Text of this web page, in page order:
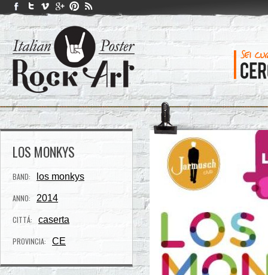
LOS MONKYS
BAND: los monkys
ANNO: 2014
CITTÁ: caserta
PROVINCIA: CE